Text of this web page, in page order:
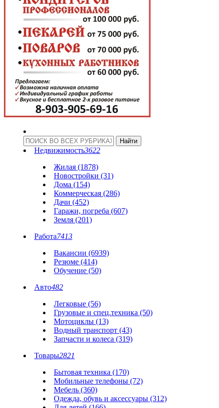
Недвижимость3622
Жилая (1878)
Новостройки (31)
Дома (154)
Коммерческая (286)
Дачи (452)
Гаражи, погреба (607)
Земля (201)
Работа7413
Вакансии (6939)
Резюме (414)
Обучение (50)
Авто482
Легковые (56)
Грузовые и спец.техника (50)
Мотоциклы (13)
Водный транспорт (43)
Запчасти и колеса (319)
Товары2821
Бытовая техника (170)
Мобильные телефоны (72)
Мебель (360)
Одежда, обувь и аксессуары (312)